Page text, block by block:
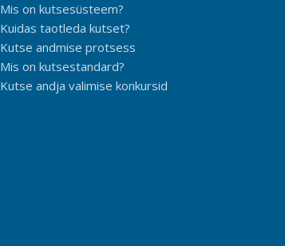
Mis on kutsesüsteem?
Kuidas taotleda kutset?
Kutse andmise protsess
Mis on kutsestandard?
Kutse andja valimise konkursid